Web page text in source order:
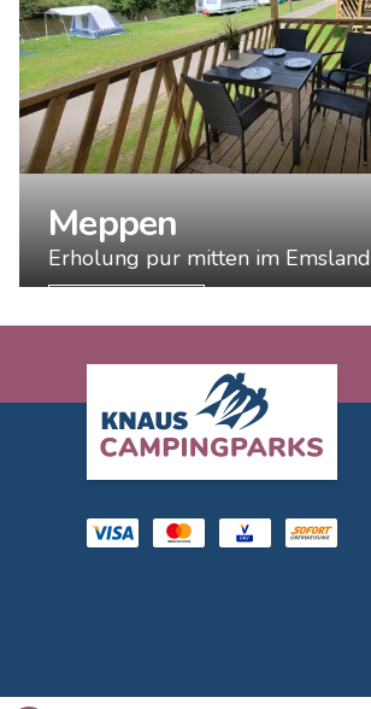
Meppen
Erholung pur mitten im Emsland